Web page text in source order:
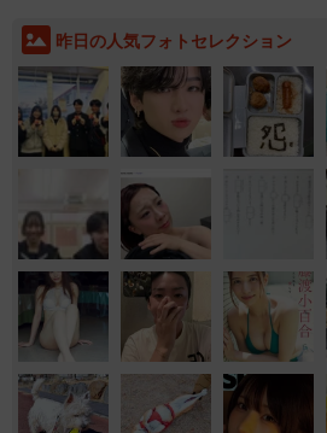
昨日の人気フォトセレクション